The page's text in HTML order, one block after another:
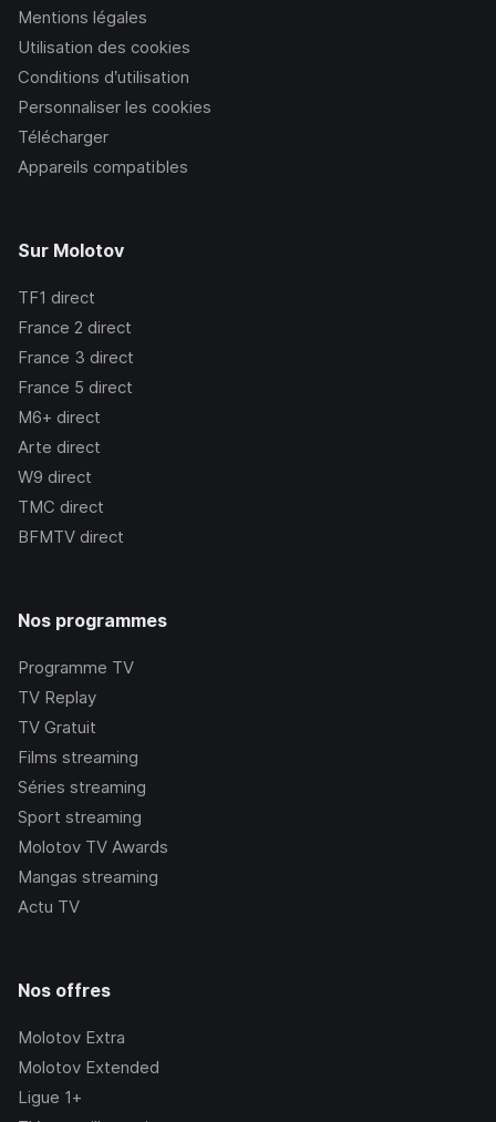
Mentions légales
Utilisation des cookies
Conditions d’utilisation
Personnaliser les cookies
Télécharger
Appareils compatibles
Sur Molotov
TF1 direct
France 2 direct
France 3 direct
France 5 direct
M6+ direct
Arte direct
W9 direct
TMC direct
BFMTV direct
Nos programmes
Programme TV
TV Replay
TV Gratuit
Films streaming
Séries streaming
Sport streaming
Molotov TV Awards
Mangas streaming
Actu TV
Nos offres
Molotov Extra
Molotov Extended
Ligue 1+